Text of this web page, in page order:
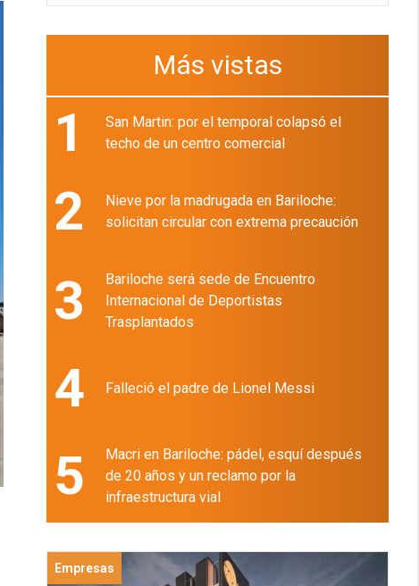
Más vistas
1
San Martin: por el temporal colapsó el
techo de un centro comercial
2
Nieve por la madrugada en Bariloche:
solicitan circular con extrema precaución
3
Bariloche será sede de Encuentro
Internacional de Deportistas
Trasplantados
4 Falleció el padre de Lionel Messi
5
Macri en Bariloche: pádel, esquí después
de 20 años y un reclamo por la
infraestructura vial
Empresas